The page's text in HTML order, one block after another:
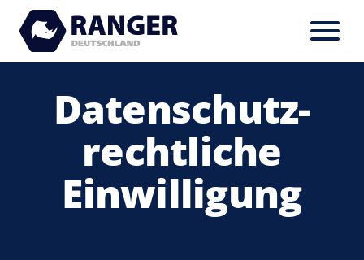
Datenschutz­
rechtliche
Einwilligung